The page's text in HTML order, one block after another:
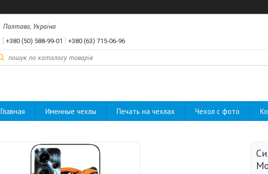
Полтава, Україна
+380 (50) 588-99-01 +380 (63) 715-06-96
Главная Именные чехлы Печать на чехлах Чехол с фото